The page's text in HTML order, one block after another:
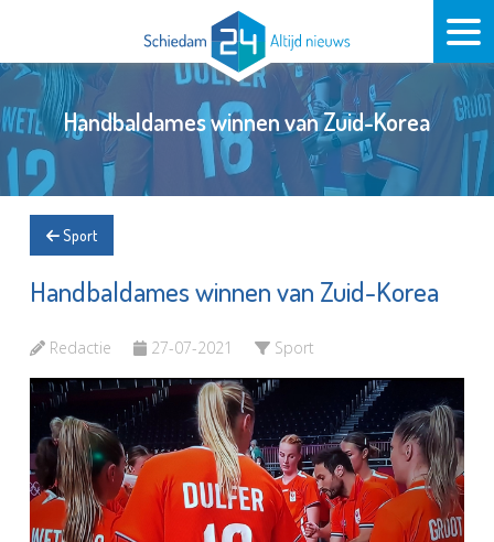
Handbaldames winnen van Zuid-Korea
Sport
Handbaldames winnen van Zuid-Korea
Redactie 27-07-2021 Sport